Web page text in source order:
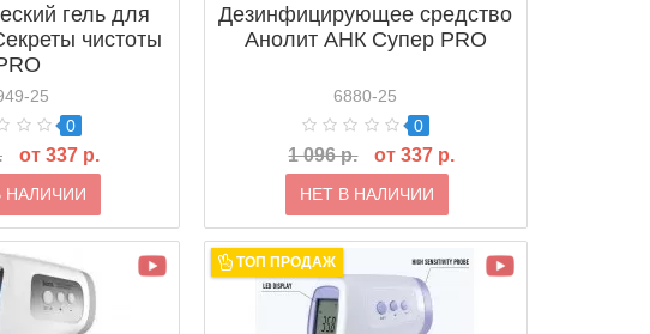
гель для
чистоты
25
0
от 337 р.
НАЛИЧИИ
Дезинфицирующее средство
Анолит АНК Супер PRO
6880-25
0
1 096 р. от 337 р.
НЕТ В НАЛИЧИИ
ТОП ПРОДАЖ